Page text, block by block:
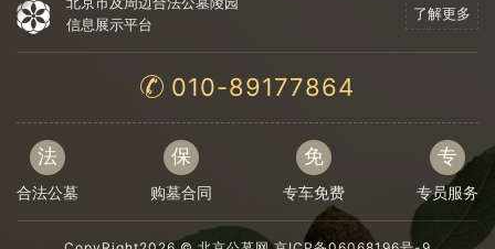
信息展示平台
了解更多
010-89177864
法
合法公墓
保
购墓合同
免
专车免费
专
专员服务